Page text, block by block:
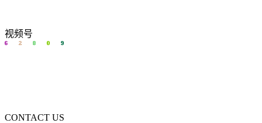
视频号
CONTACT US